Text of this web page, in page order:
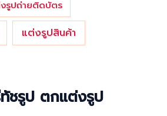
รูปถ่ายติดบัตร
แต่งรูปสินค้า
ชรูป ตกแต่งรูป